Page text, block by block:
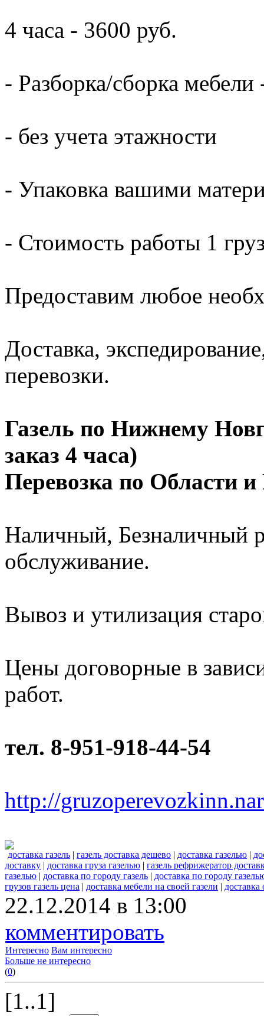
4 часа - 3600 руб.
- Разборка/сборка мебели
- без учета этажности
- Упаковка вашими
- Стоимость работы 1
Предоставим любое
Доставка,
перевозки.
Газель по Нижнему
заказ 4 часа)
Перевозка по Области
Наличный, Безналичный
обслуживание.
Вывоз и утилизация
Цены договорные в
работ.
тел. 8-951-918-44-54
http://
доставка газель | газель доставка дешево | доставка газелью |
доставку | доставка груза газелью | газель рефрижератор
газелью | доставка по городу газель | доставка по городу
грузов газель цена | доставка мебели на своей газели | доставка
22.12.2014 в 13:00
комментировать
Интересно Вам интересно
Больше не интересно
(0)
[1..1]